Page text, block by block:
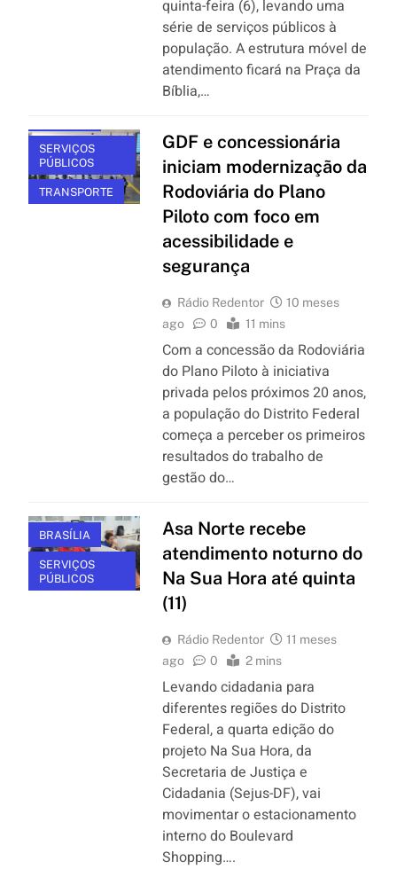
quinta-feira (6), levando uma
série de serviços públicos à
população. A estrutura móvel de
atendimento ficará na Praça da
Bíblia,…
SERVIÇOS
PÚBLICOS
TRANSPORTE
GDF e concessionária
iniciam modernização da
Rodoviária do Plano
Piloto com foco em
acessibilidade e
segurança
Rádio Redentor
10 meses
ago
0 11 mins
Com a concessão da Rodoviária
do Plano Piloto à iniciativa
privada pelos próximos 20 anos,
a população do Distrito Federal
começa a perceber os primeiros
resultados do trabalho de
gestão do…
BRASÍLIA
SERVIÇOS
PÚBLICOS
Asa Norte recebe
atendimento noturno do
Na Sua Hora até quinta
(11)
Rádio Redentor
11 meses
ago
0 2 mins
Levando cidadania para
diferentes regiões do Distrito
Federal, a quarta edição do
projeto Na Sua Hora, da
Secretaria de Justiça e
Cidadania (Sejus-DF), vai
movimentar o estacionamento
interno do Boulevard
Shopping….